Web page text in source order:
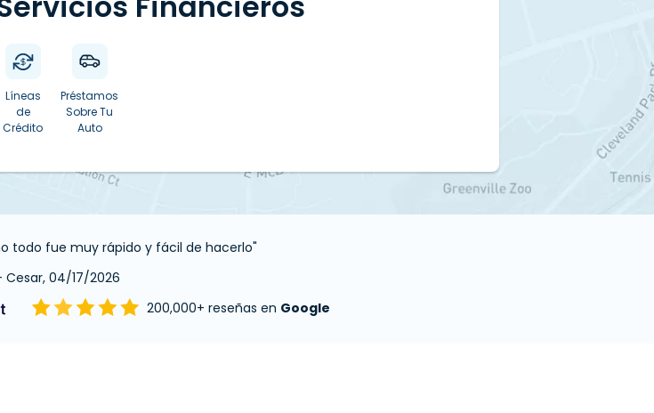
Líneas
de
Crédito
Préstamos
Sobre Tu
Auto
todo fue muy rápido y fácil de hacerlo"
Cesar, 04/17/2026
200,000+ reseñas en Google